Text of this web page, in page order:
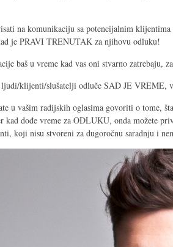
na komunikaciju sa potencijalnim
je PRAVI TRENUTAK za njihovu odluku!
baš u vreme kad vas oni stvarno zatrebaju,
klijenti/slušatelji odluče SAD JE VREME,
u vašim radijskih oglasima govoriti o tome,
kad dođe vreme za ODLUKU, onda možete
koji nisu stvoreni za dugoročnu saradnju i